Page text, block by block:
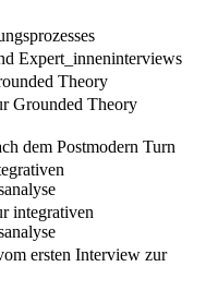
Expert_inneninterviews
Theory
Grounded Theory
dem Postmodern Turn
integrativen
ersten Interview zur